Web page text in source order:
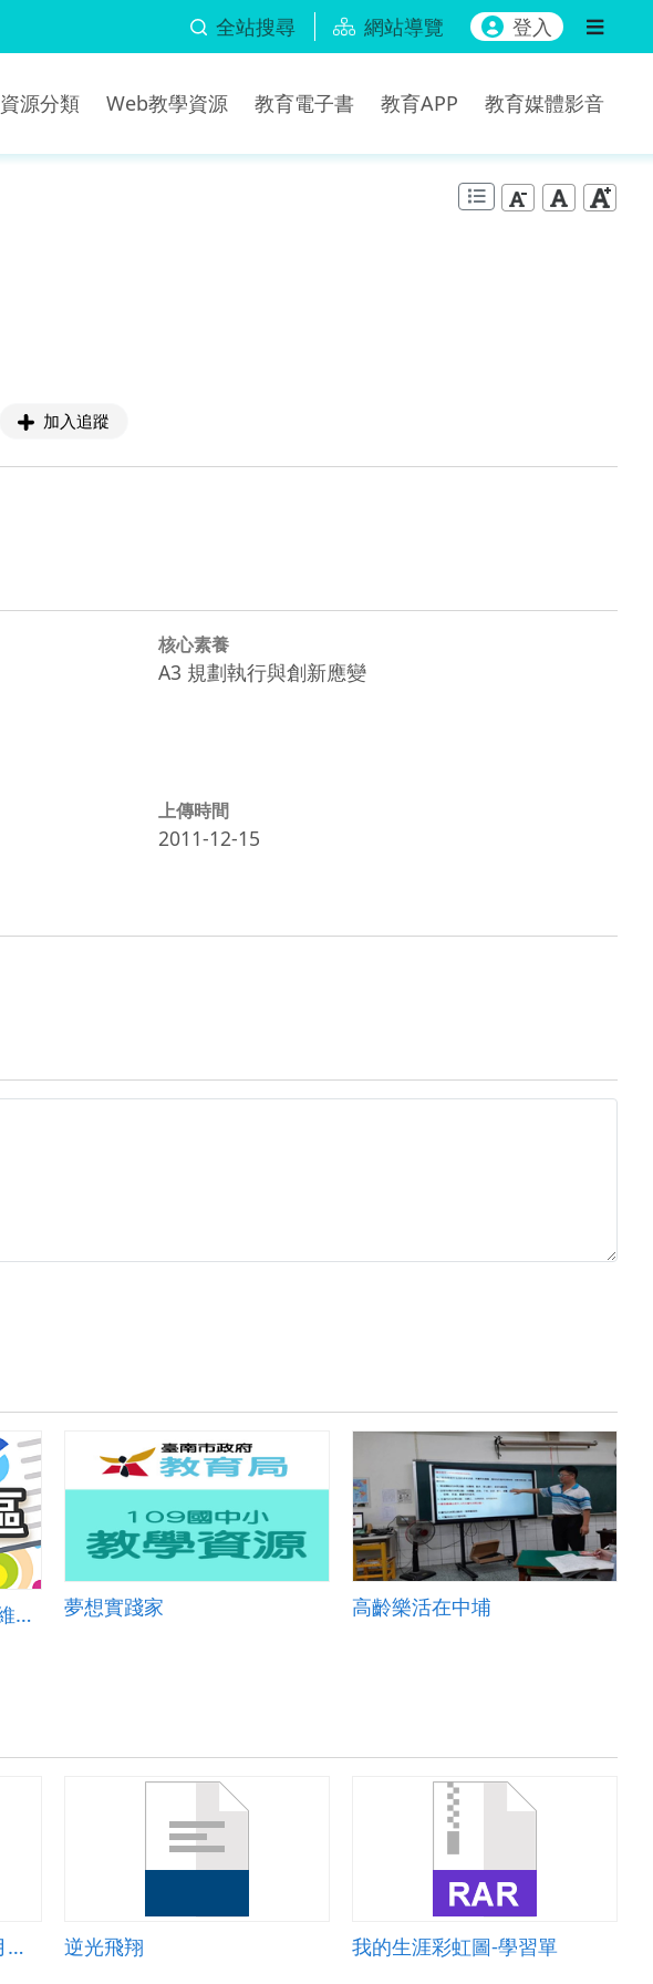
全站搜尋 網站導覽 登入
資源分類 Web教學資源 教育電子書 教育APP 教育媒體影音
加入追蹤
核心素養
A3 規劃執行與創新應變
上傳時間
2011-12-15
綠顏廬頂永續情、運算思維行動學 夢想實踐家 高齡樂活在中埔
生涯輔導~電影欣賞---十月的天空 逆光飛翔 我的生涯彩虹圖-學習單